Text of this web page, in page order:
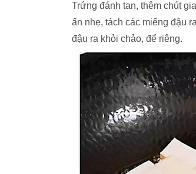
Trứng đánh tan, thêm chút
ấn nhẹ, tách các miếng đậu
đậu ra khỏi chảo, để riêng.